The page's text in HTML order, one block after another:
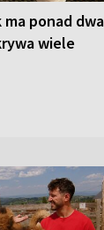
ponad dwa
wiele